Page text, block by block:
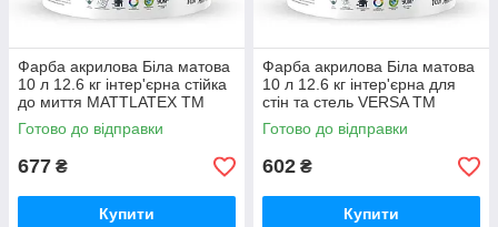
Фарба акрилова Біла матова
10 л 12.6 кг інтер'єрна стійка
до миття MATTLATEX ТМ
MRIYA
Готово до відправки
677 ₴
Купити
Фарба акрилова Біла матова
10 л 12.6 кг інтер'єрна для
стін та стель VERSA ТМ
MRIYA
Готово до відправки
602 ₴
Купити